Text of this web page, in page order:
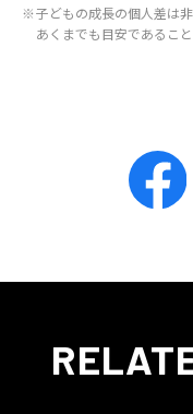
※子どもの成長の個人差は
あくまでも目安であるこ